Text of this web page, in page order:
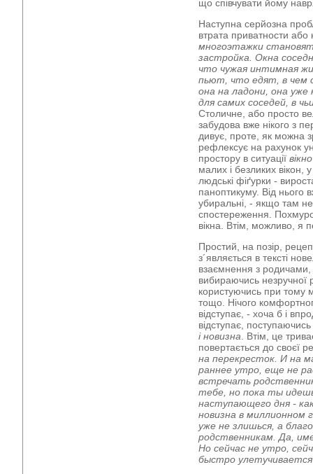
що співчувати йому
Наступна серйозна
втрата приватности або
многоэтажки
застройка. Окна
что чужая интимная
пьют, что едят, в чем
она на ладони, она
для самих соседей, в
Столичне, або просто
забудова вже нікого з
дивує, проте, як можна
рефлексує на рахунок
простору в ситуації
малих і безликих вікон,
людські фіґурки -
паноптикуму. Від нього
убиральні, - якщо там
спостереження. Похмуро
вікна. Втім, можливо, я
Простий, на позір,
з´являється в тексті
взаємнення з родичами,
вибираючись незручної
користуючись при тому
тощо. Нічого
відступає, - хоча б і
відступає,
і новизна . Втім, це
повертається до своєї
на перекресток. И на
раннее утро, еще не
встречать
тебе, но пока ты
наступающего дня -
новизна в
уже не злишься, а
родственникам. Да,
Но сейчас не утро,
быстро улетучивается